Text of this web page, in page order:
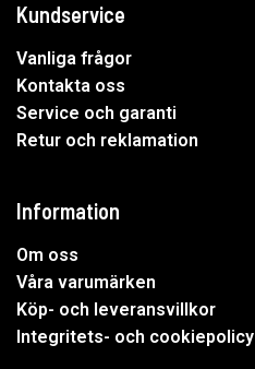
Kundservice
Vanliga frågor
Kontakta oss
Service och garanti
Retur och reklamation
Information
Om oss
Våra varumärken
Köp- och leveransvillkor
Integritets- och cookiepolicy